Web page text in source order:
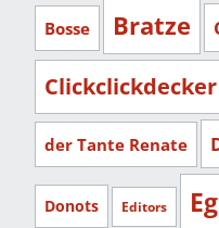
Bosse Bratze
Clickclickdecker
der Tante Renate
Donots Editors